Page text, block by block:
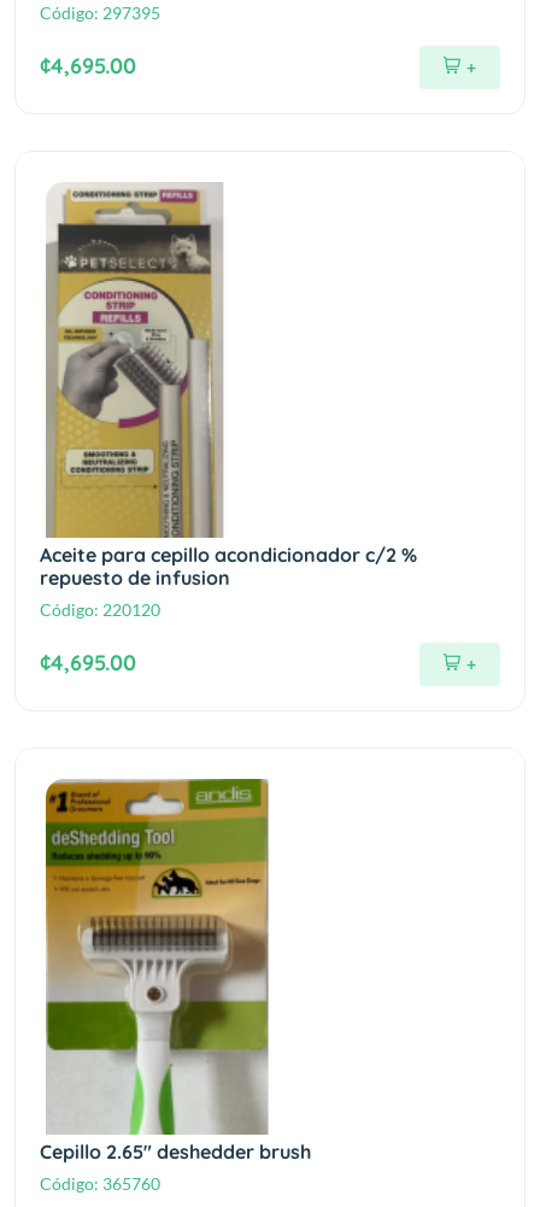
Código: 297395
¢4,695.00 +
Aceite para cepillo acondicionador c/2 %
repuesto de infusion
Código: 220120
¢4,695.00 +
Cepillo 2.65" deshedder brush
Código: 365760